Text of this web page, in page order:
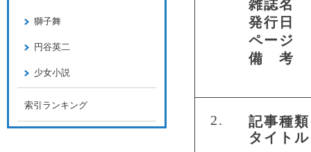
雑誌名
発行日
ページ
備 考
2.
記事種類
タイトル
獅子舞
円谷英二
少女小説
索引ランキング